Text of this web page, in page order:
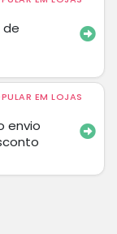
de
EM LOJAS
envio